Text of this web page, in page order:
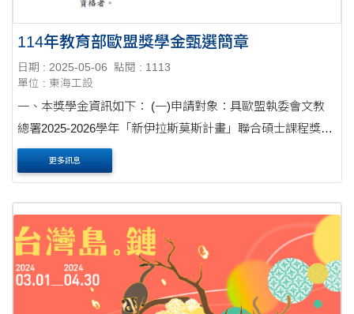
114年教育部歐盟獎學金甄選簡章
日期 : 2025-05-06
點閱 : 1113
單位 : 東海工設
一、本獎學金資訊如下： (一)申請對象：具歐盟執委會文教
總署2025-2026學年「新伊拉斯莫斯計畫」聯合碩士課程獎學
金(Erasmus MundusJoint Master Degrees Scholarships)備取
生資格者。 (二)獎助金額及年限：每名每年1萬6,000....
更多訊息